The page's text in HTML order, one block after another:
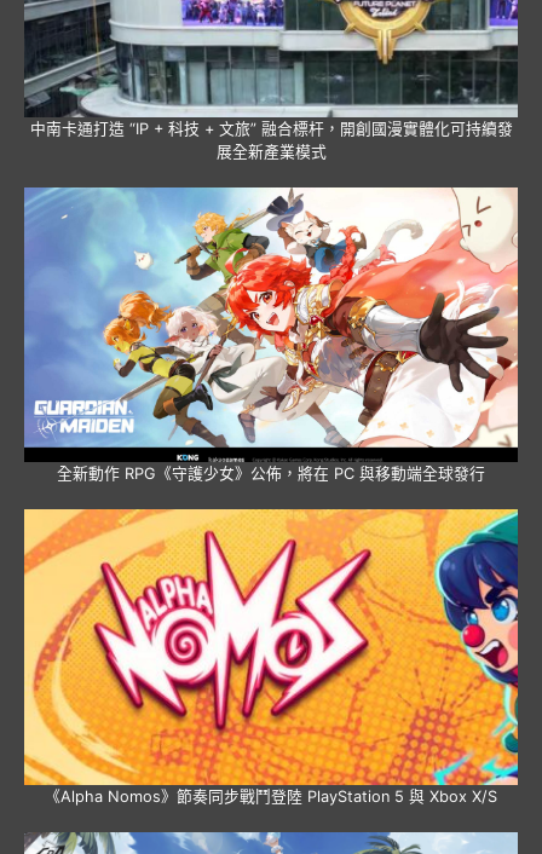
中南卡通打造 “IP + 科技 + 文旅” 融合標杆，開創國漫實體化可持續發
展全新產業模式
全新動作 RPG《守護少女》公佈，將在 PC 與移動端全球發行
《Alpha Nomos》節奏同步戰鬥登陸 PlayStation 5 與 Xbox X/S